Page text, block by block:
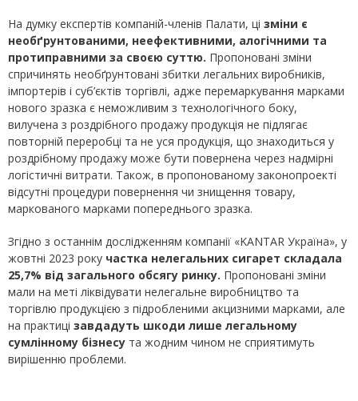
На думку експертів компаній-членів Палати, ці зміни є
необґрунтованими, неефективними, алогічними та
протиправними за своєю суттю. Пропоновані зміни
спричинять необґрунтовані збитки легальних виробників,
імпортерів і суб’єктів торгівлі, адже перемаркування марками
нового зразка є неможливим з технологічного боку,
вилучена з роздрібного продажу продукція не підлягає
повторній переробці та не уся продукція, що знаходиться у
роздрібному продажу може бути повернена через надмірні
логістичні витрати. Також, в пропонованому законопроекті
відсутні процедури повернення чи знищення товару,
маркованого марками попереднього зразка.
Згідно з останнім дослідженням компанії «KANTAR Україна», у
жовтні 2023 року частка нелегальних сигарет складала
25,7% від загального обсягу ринку. Пропоновані зміни
мали на меті ліквідувати нелегальне виробництво та
торгівлю продукцією з підробленими акцизними марками, але
на практиці завдадуть шкоди лише легальному
сумлінному бізнесу та жодним чином не сприятимуть
вирішенню проблеми.